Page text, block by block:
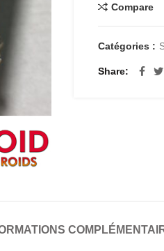
Compare
Catégories :
Share